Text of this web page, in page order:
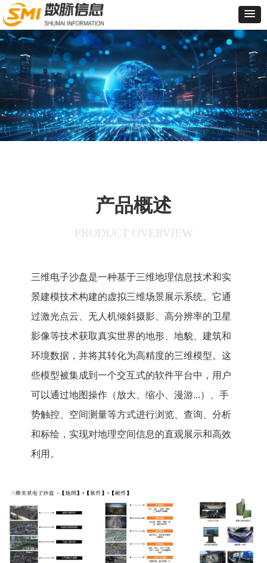
产品概述
PRODUCT OVERVIEW
三维电子沙盘是一种基于三维地理信息技术和实
景建模技术构建的虚拟三维场景展示系统。它通
过激光点云、无人机倾斜摄影、高分辨率的卫星
影像等技术获取真实世界的地形、地貌、建筑和
环境数据，并将其转化为高精度的三维模型。这
些模型被集成到一个交互式的软件平台中，用户
可以通过地图操作（放大、缩小、漫游...）、手
势触控、空间测量等方式进行浏览、查询、分析
和标绘，实现对地理空间信息的直观展示和高效
利用。